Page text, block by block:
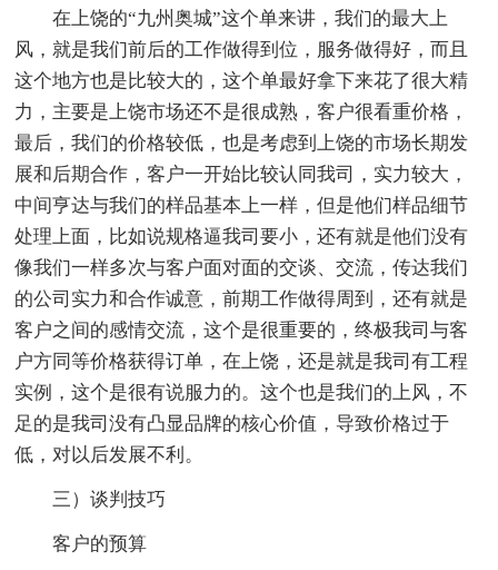
在上饶的“九州奥城”这个单来讲，我们的最大上
风，就是我们前后的工作做得到位，服务做得好，而且
这个地方也是比较大的，这个单最好拿下来花了很大精
力，主要是上饶市场还不是很成熟，客户很看重价格，
最后，我们的价格较低，也是考虑到上饶的市场长期发
展和后期合作，客户一开始比较认同我司，实力较大，
中间亨达与我们的样品基本上一样，但是他们样品细节
处理上面，比如说规格逼我司要小，还有就是他们没有
像我们一样多次与客户面对面的交谈、交流，传达我们
的公司实力和合作诚意，前期工作做得周到，还有就是
客户之间的感情交流，这个是很重要的，终极我司与客
户方同等价格获得订单，在上饶，还是就是我司有工程
实例，这个是很有说服力的。这个也是我们的上风，不
足的是我司没有凸显品牌的核心价值，导致价格过于
低，对以后发展不利。
三）谈判技巧
客户的预算